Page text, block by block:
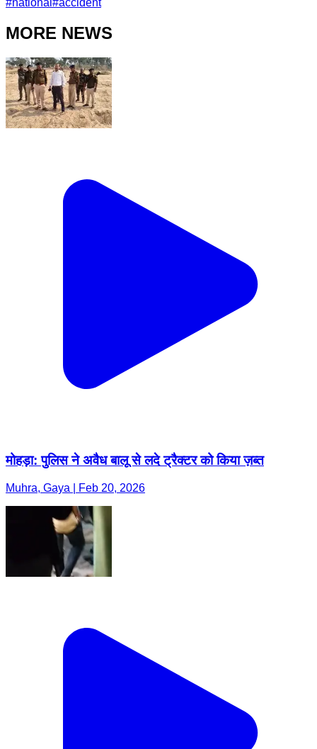
MORE NEWS
मोहड़ा: पुलिस ने अवैध बालू से लदे ट्रैक्टर को किया ज़ब्त
Muhra, Gaya | Feb 20, 2026